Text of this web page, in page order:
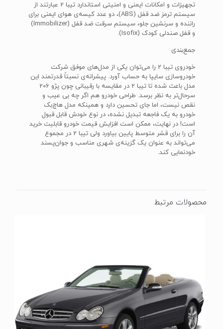
تجهیزات و امکانات ایمنی و امنیتی استاندارد تیبا 2 عبارتند از
سیستم ترمز ضد قفل (ABS)، دو عدد کیسه‌ی هوای ایمنی برای
راننده و سرنشین جلو، سیستم سرقت ضد قفل (Immobilizer)
و قفل صندلی کودک (Isofix).
جمع‌بندی
خودروی تیبا 2 را می‌توان یکی از مدل‌های موفق شرکت
خودروسازی سایپا به حساب آورد. پیشرانه‌ی نسبتاً قدرتمند این
مدل باعث شده تا تیبا 2 در مقایسه با رقیبانی چون پژو 206
سرحال‌تر به نظر برسد. طراحی خودرو هم اگر چه بی عیب و
نقص نیست، اما جای تحسین دارد و همینکه مدل هاچ‌بک
خودرو به یک فاجعه تبدیل نشده، در نوع خودش قابل قبول
است! در نهایت، ممکن است افزایش قیمت خودرو قابلیت خرید
آن را برای قشر متوسط پایین بیاورد ولی تیبا 2 در مجموع
می‌تواند به عنوان یک گزینه‌ی شهری مناسب و جوان‌پسند
خودنمایی کند.
محصولات مرتبط